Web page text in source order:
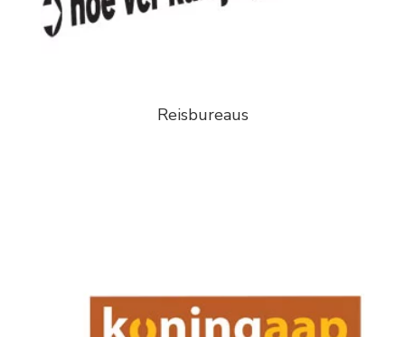
Reisbureaus